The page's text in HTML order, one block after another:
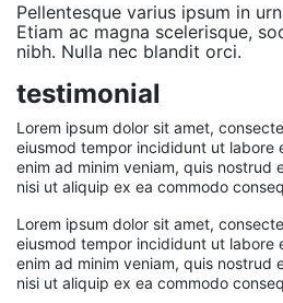
Pellentesque varius ipsum in
Etiam ac magna scelerisque,
nibh. Nulla nec blandit orci.
testimonial
Lorem ipsum dolor sit amet,
eiusmod tempor incididunt ut labore
enim ad minim veniam, quis nostrud
nisi ut aliquip ex ea commodo
Lorem ipsum dolor sit amet,
eiusmod tempor incididunt ut labore
enim ad minim veniam, quis nostrud
nisi ut aliquip ex ea commodo